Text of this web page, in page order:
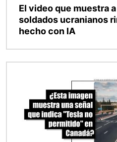
El video que muestra
soldados ucranianos
hecho con IA